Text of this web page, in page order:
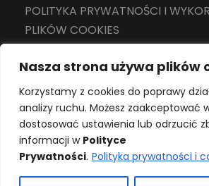
Nasza strona używa plików
Korzystamy z cookies do poprawy
analizy ruchu. Możesz zaakceptować
dostosować ustawienia lub odrzucić
informacji w Polityce
Prywatności. Polityka prywatności i
POLITYKA PRYWATNOŚCI I
PLIKÓW COOKIES
Copyright 2024 Wszelkie prawa
Szkoła Podstawowa nr 15 z